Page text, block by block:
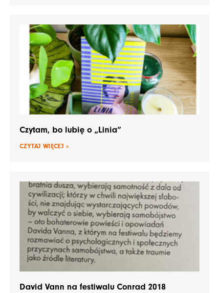
Czytam, bo lubię o „Linia”
CZYTAJ WIĘCEJ »
David Vann na festiwalu Conrad 2018